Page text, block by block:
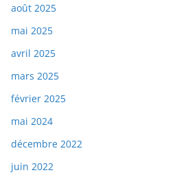
août 2025
mai 2025
avril 2025
mars 2025
février 2025
mai 2024
décembre 2022
juin 2022